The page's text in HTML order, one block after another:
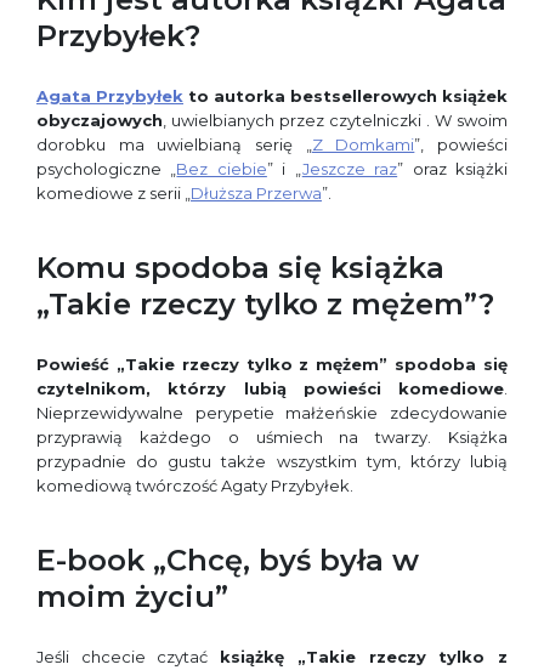
Przybyłek?
Agata Przybyłek to autorka bestsellerowych książek
obyczajowych , uwielbianych przez czytelniczki . W swoim
dorobku ma uwielbianą serię „ Z Domkami”, powieści
psychologiczne „ Bez ciebie” i „ Jeszcze raz” oraz książki
komediowe z serii „ Dłuższa Przerwa”.
Komu spodoba się książka
„Takie rzeczy tylko z mężem”?
Powieść „Takie rzeczy tylko z mężem” spodoba się
czytelnikom, którzy lubią powieści komediowe
Nieprzewidywalne perypetie małżeńskie zdecydowanie
przyprawią każdego o uśmiech na twarzy. Książka
przypadnie do gustu także wszystkim tym, którzy lubią
komediową twórczość Agaty Przybyłek.
E-book „Chcę, byś była w
moim życiu”
Jeśli chcecie czytać książkę „Takie rzeczy tylko z